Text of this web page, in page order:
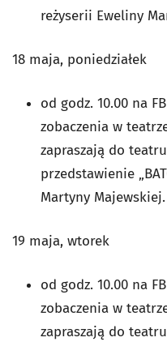
reżyserii Eweliny
18 maja, poniedziałek
od godz. 10.00 na
zobaczenia w
zapraszają do
przedstawienie
Martyny Majewskiej.
19 maja, wtorek
od godz. 10.00 na
zobaczenia w
zapraszają do